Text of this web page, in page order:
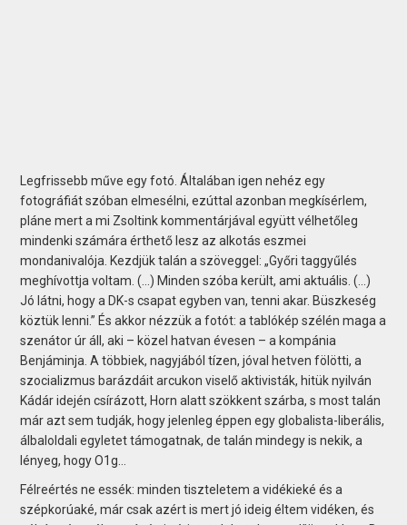
Legfrissebb műve egy fotó. Általában igen nehéz egy
fotográfiát szóban elmesélni, ezúttal azonban megkísérlem,
pláne mert a mi Zsoltink kommentárjával együtt vélhetőleg
mindenki számára érthető lesz az alkotás eszmei
mondanivalója. Kezdjük talán a szöveggel: „Győri taggyűlés
meghívottja voltam. (...) Minden szóba került, ami aktuális. (...)
Jó látni, hogy a DK-s csapat egyben van, tenni akar. Büszkeség
köztük lenni.” És akkor nézzük a fotót: a tablókép szélén maga a
szenátor úr áll, aki – közel hatvan évesen – a kompánia
Benjáminja. A többiek, nagyjából tízen, jóval hetven fölötti, a
szocializmus barázdáit arcukon viselő aktivisták, hitük nyilván
Kádár idején csírázott, Horn alatt szökkent szárba, s most talán
már azt sem tudják, hogy jelenleg éppen egy globalista-liberális,
álbaloldali egyletet támogatnak, de talán mindegy is nekik, a
lényeg, hogy O1g…
Félreértés ne essék: minden tiszteletem a vidékieké és a
szépkorúaké, már csak azért is mert jó ideig éltem vidéken, és